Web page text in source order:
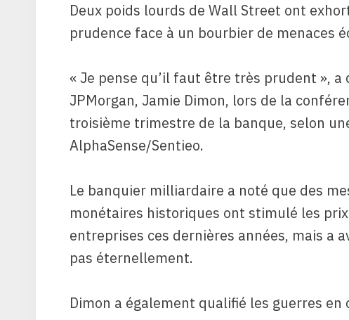
Deux poids lourds de Wall Street ont
prudence face à un bourbier de menaces
« Je pense qu’il faut être très prudent », a
JPMorgan, Jamie Dimon, lors de la
troisième trimestre de la banque, selon
AlphaSense/Sentieo.
Le banquier milliardaire a noté que des
monétaires historiques ont stimulé les
entreprises ces dernières années, mais a
pas éternellement.
Dimon a également qualifié les guerres en